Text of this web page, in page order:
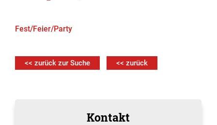
Fest/Feier/Party
<< zurück zur Suche << zurück
Kontakt